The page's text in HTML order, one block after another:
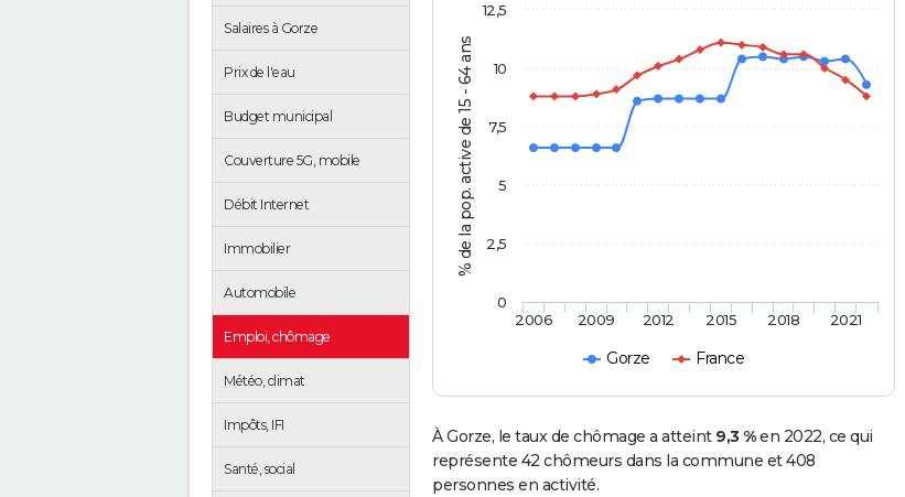
Salaires à Gorze
Prix de l'eau
Budget municipal
Couverture 5G, mobile
Débit Internet
Immobilier
Automobile
Emploi, chômage
Météo, climat
Impôts, IFI
Santé, social
% de la pop. active de 15 - 64 ans
Gorze France
2006 2009 2012 2015 2018 2021
0
2,5
5
7,5
10
12,5
À Gorze, le taux de chômage a atteint 9,3 %en 2022, ce qui
représente 42 chômeurs dans la commune et 408
personnes en activité.